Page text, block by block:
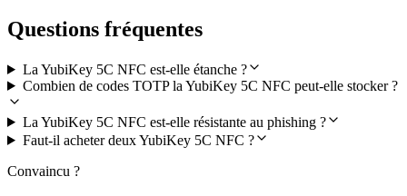
Questions fréquentes
La YubiKey 5C NFC est-elle étanche ?
Combien de codes TOTP la YubiKey 5C NFC peut-elle stocker ?
La YubiKey 5C NFC est-elle résistante au phishing ?
Faut-il acheter deux YubiKey 5C NFC ?
Convaincu ?